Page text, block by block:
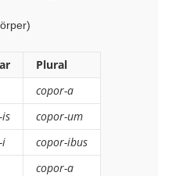
Plural
copor-a
copor-um
i
copor-ibus
copor-a